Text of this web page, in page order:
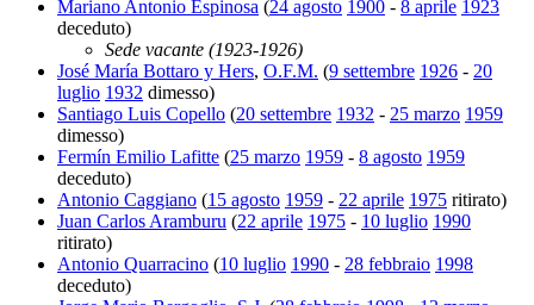
Mariano Antonio Espinosa (24 agosto 1900 - 8 aprile 1923
deceduto)
Sede vacante (1923-1926)
José María Bottaro y Hers, O.F.M. (9 settembre 1926 - 20
luglio 1932 dimesso)
Santiago Luis Copello (20 settembre 1932 - 25 marzo 1959
dimesso)
Fermín Emilio Lafitte (25 marzo 1959 - 8 agosto 1959
deceduto)
Antonio Caggiano (15 agosto 1959 - 22 aprile 1975 ritirato)
Juan Carlos Aramburu (22 aprile 1975 - 10 luglio 1990
ritirato)
Antonio Quarracino (10 luglio 1990 - 28 febbraio 1998
deceduto)